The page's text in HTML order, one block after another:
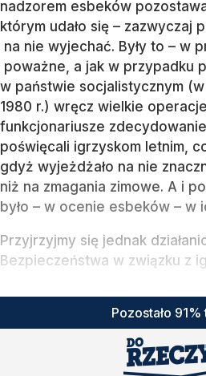
nadzorem esbeków
którym udało się – zazwyczaj
na nie wyjechać. Były to – w
poważne, a jak w przypadku
w państwie socjalistycznym
1980 r.) wręcz wielkie
funkcjonariusze
poświęcali igrzyskom letnim,
gdyż wyjeżdżało na nie
niż na zmagania zimowe. A i
było – w ocenie esbeków – w
Przyjrzyjmy się jednak
Bezpieczeństwa w związku z
Pozostało 91%